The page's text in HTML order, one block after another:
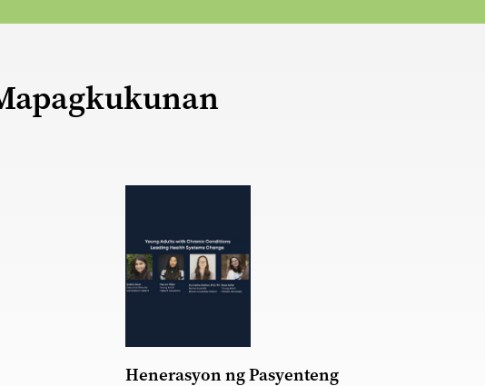
Henerasyon ng Pasyenteng